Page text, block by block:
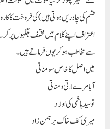
قسم کی چادریں ہوتی ہیں ) کی فروخت کا
اعتراف اپنے کلام میں مختلف جگہوں پر
سے مخاطب ہو کر یوں فرماتے ہیں ۔
میں اصل کا خاص سومناتی
آبا مرے لاتی و مناتی
تو سید ہاشمی کی اولاد
میری کف خاک برہمن زاد